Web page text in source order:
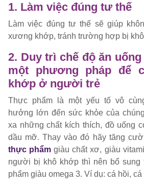
1. Làm việc đúng tư thế
Làm việc đúng tư thế sẽ giúp
xương khớp, tránh trường hợp bị
2. Duy trì chế độ ăn
một phương pháp để
khớp ở người trẻ
Thực phẩm là một yếu tố vô
hưởng lớn đến sức khỏe của
xa những chất kích thích, đồ uống
dầu mỡ. Thay vào đó hãy tăng
thực phẩm giàu chất xơ, giàu
người bị khô khớp thì nên bổ sung
phẩm giàu omega 3. Ví dụ: cá hồi,